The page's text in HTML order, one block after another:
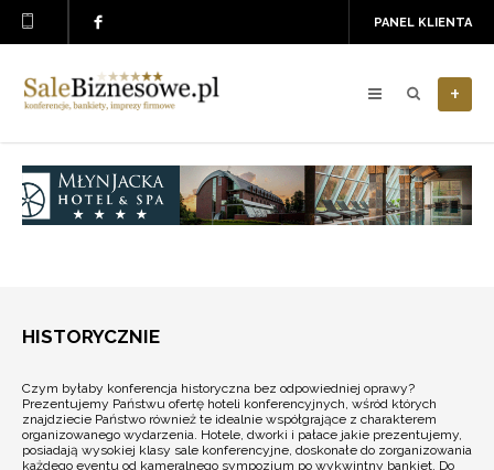
PANEL KLIENTA
+
HISTORYCZNIE
Czym byłaby konferencja historyczna bez odpowiedniej oprawy?
Prezentujemy Państwu ofertę hoteli konferencyjnych, wśród których
znajdziecie Państwo również te idealnie współgrające z charakterem
organizowanego wydarzenia. Hotele, dworki i pałace jakie prezentujemy,
posiadają wysokiej klasy sale konferencyjne, doskonałe do zorganizowania
każdego eventu od kameralnego sympozjum po wykwintny bankiet. Do